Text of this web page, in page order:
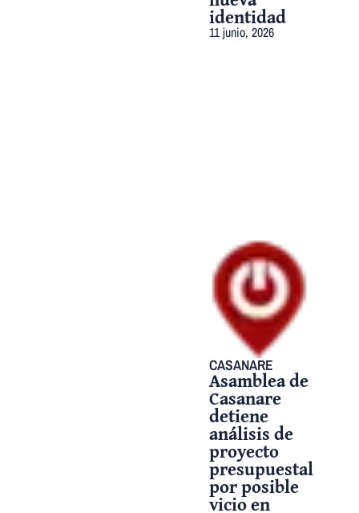
identidad
11 junio, 2026
CASANARE
Asamblea de
Casanare
detiene
análisis de
proyecto
presupuestal
por posible
vicio en